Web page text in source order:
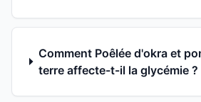
Comment Poêlée d'okra et
terre affecte-t-il la glycémie ?